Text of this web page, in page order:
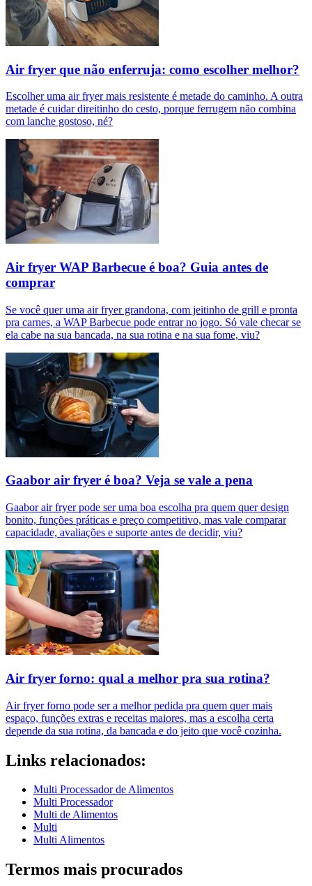
Air fryer que não enferruja: como escolher melhor?
Escolher uma air fryer mais resistente é metade do caminho. A outra
metade é cuidar direitinho do cesto, porque ferrugem não combina
com lanche gostoso, né?
Air fryer WAP Barbecue é boa? Guia antes de
comprar
Se você quer uma air fryer grandona, com jeitinho de grill e pronta
pra carnes, a WAP Barbecue pode entrar no jogo. Só vale checar se
ela cabe na sua bancada, na sua rotina e na sua fome, viu?
Gaabor air fryer é boa? Veja se vale a pena
Gaabor air fryer pode ser uma boa escolha pra quem quer design
bonito, funções práticas e preço competitivo, mas vale comparar
capacidade, avaliações e suporte antes de decidir, viu?
Air fryer forno: qual a melhor pra sua rotina?
Air fryer forno pode ser a melhor pedida pra quem quer mais
espaço, funções extras e receitas maiores, mas a escolha certa
depende da sua rotina, da bancada e do jeito que você cozinha.
Links relacionados:
Multi Processador de Alimentos
Multi Processador
Multi de Alimentos
Multi
Multi Alimentos
Termos mais procurados